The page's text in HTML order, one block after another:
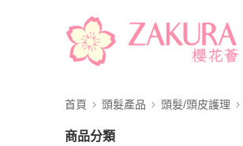
首頁 頭髮產品 頭髮/頭皮護理
商品分類